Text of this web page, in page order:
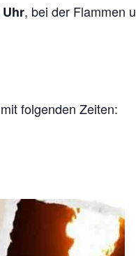
, bei der Flammen
folgenden Zeiten: